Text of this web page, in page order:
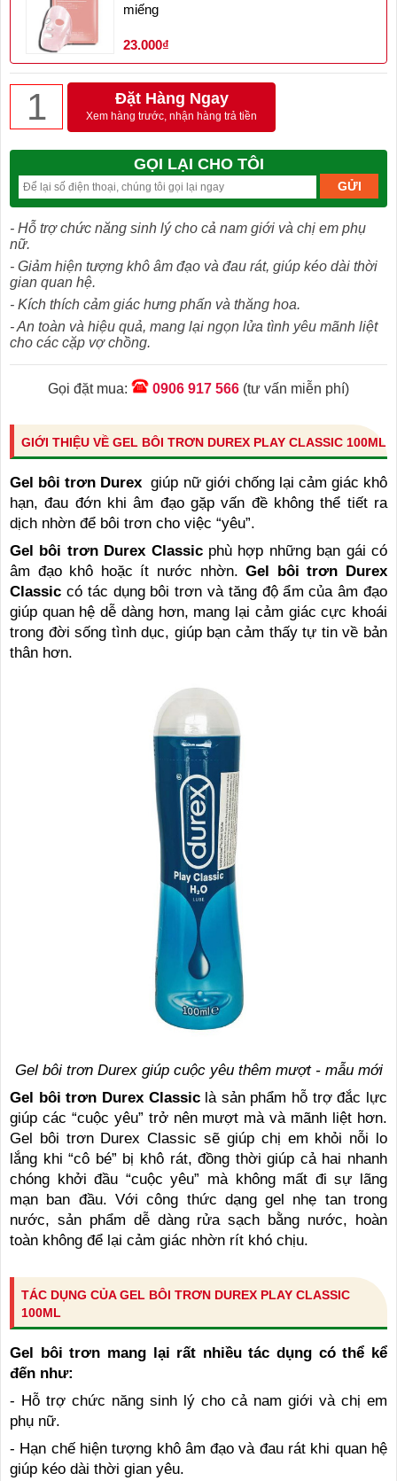
miếng
23.000₫
Đặt Hàng Ngay
Xem hàng trước, nhận hàng trả tiền
GỌI LẠI CHO TÔI
- Hỗ trợ chức năng sinh lý cho cả nam giới và chị em phụ
nữ.
- Giảm hiện tượng khô âm đạo và đau rát, giúp kéo dài thời
gian quan hệ.
- Kích thích cảm giác hưng phấn và thăng hoa.
- An toàn và hiệu quả, mang lại ngọn lửa tình yêu mãnh liệt
cho các cặp vợ chồng.
Gọi đặt mua: 0906 917 566 (tư vấn miễn phí)
GIỚI THIỆU VỀ GEL BÔI TRƠN DUREX PLAY CLASSIC 100ML
Gel bôi trơn Durex giúp nữ giới chống lại cảm giác khô
hạn, đau đớn khi âm đạo gặp vấn đề không thể tiết ra
dịch nhờn để bôi trơn cho việc “yêu”.
Gel bôi trơn Durex Classicphù hợp những bạn gái có
âm đạo khô hoặc ít nước nhờn. Gel bôi trơn Durex
Classic có tác dụng bôi trơn và tăng độ ẩm của âm đạo
giúp quan hệ dễ dàng hơn, mang lại cảm giác cực khoái
trong đời sống tình dục, giúp bạn cảm thấy tự tin về bản
thân hơn.
Gel bôi trơn Durex giúp cuộc yêu thêm mượt - mẫu mới
Gel bôi trơn Durex Classiclà sản phẩm hỗ trợ đắc lực
giúp các “cuộc yêu” trở nên mượt mà và mãnh liệt hơn.
Gel bôi trơn Durex Classic sẽ giúp chị em khỏi nỗi lo
lắng khi “cô bé” bị khô rát, đồng thời giúp cả hai nhanh
chóng khởi đầu “cuộc yêu” mà không mất đi sự lãng
mạn ban đầu. Với công thức dạng gel nhẹ tan trong
nước, sản phẩm dễ dàng rửa sạch bằng nước, hoàn
toàn không để lại cảm giác nhờn rít khó chịu.
TÁC DỤNG CỦA GEL BÔI TRƠN DUREX PLAY CLASSIC
100ML
Gel bôi trơn mang lại rất nhiều tác dụng có thể kể
đến như:
- Hỗ trợ chức năng sinh lý cho cả nam giới và chị em
phụ nữ.
- Hạn chế hiện tượng khô âm đạo và đau rát khi quan hệ
giúp kéo dài thời gian yêu.